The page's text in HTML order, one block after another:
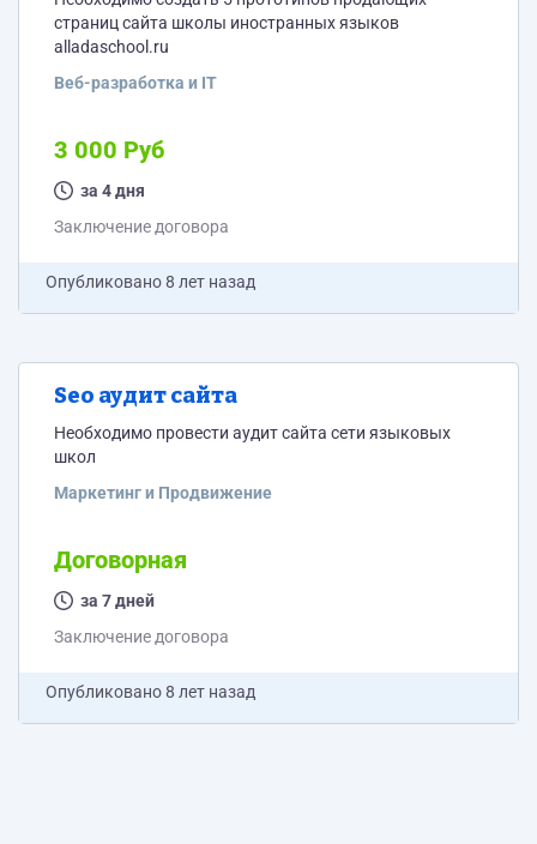
страниц сайта школы иностранных языков
alladaschool.ru
Веб-разработка и IT
3 000 Руб
за 4 дня
Заключение договора
Опубликовано8 лет назад
Seo аудит сайта
Необходимо провести аудит сайта сети языковых
школ
Маркетинг и Продвижение
Договорная
за 7 дней
Заключение договора
Опубликовано8 лет назад